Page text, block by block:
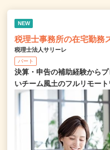
NEW
税理士事務所の在宅勤務
税理士法人サリーレ
パート
決算・申告の補助経験から
いチーム⾵⼟のフルリモート